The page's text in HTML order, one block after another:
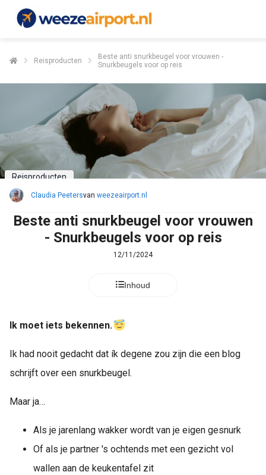
Reisproducten
Beste anti snurkbeugel voor vrouwen -
Snurkbeugels voor op reis
Reisproducten
Claudia Peetersvan weezeairport.nl
Beste anti snurkbeugel voor vrouwen
- Snurkbeugels voor op reis
12/11/2024
Inhoud
Ik moet iets bekennen.
Ik had nooit gedacht dat ík degene zou zijn die een blog
schrijft over een snurkbeugel.
Maar ja…
Als je jarenlang wakker wordt van je eigen gesnurk
Of als je partner 's ochtends met een gezicht vol
wallen aan de keukentafel zit